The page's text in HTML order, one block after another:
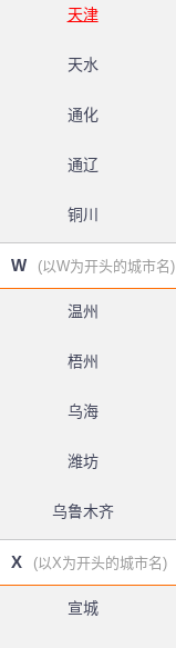
天津
天水
通化
通辽
铜川
W (以W为开头的城市名)
温州
梧州
乌海
潍坊
乌鲁木齐
X (以X为开头的城市名)
宣城